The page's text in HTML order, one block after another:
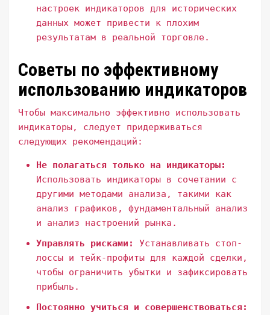
настроек индикаторов для исторических
данных может привести к плохим
результатам в реальной торговле.
Советы по эффективному
использованию индикаторов
Чтобы максимально эффективно использовать
индикаторы, следует придерживаться
следующих рекомендаций:
Не полагаться только на индикаторы:
Использовать индикаторы в сочетании с
другими методами анализа, такими как
анализ графиков, фундаментальный анализ
и анализ настроений рынка.
Управлять рисками:
Устанавливать стоп-
лоссы и тейк-профиты для каждой сделки,
чтобы ограничить убытки и зафиксировать
прибыль.
Постоянно учиться и совершенствоваться: